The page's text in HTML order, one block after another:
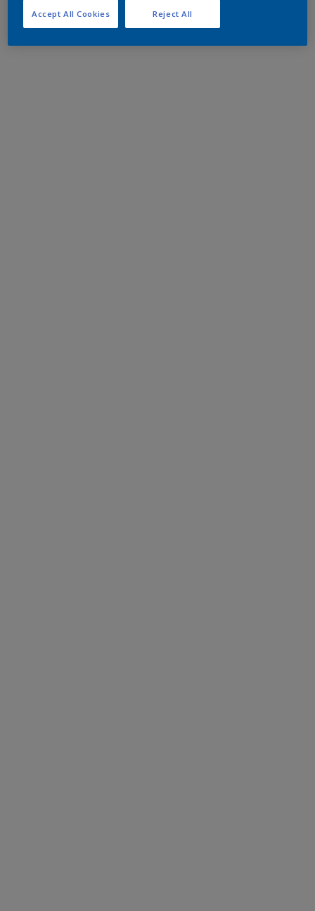
Reject All
Accept All Cookies